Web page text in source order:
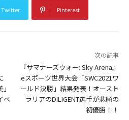
Twitter Pinterest
ベ
次の記事
『サマナーズウォー: Sky Arena』
eスポーツ世界大会「SWC2021ワ
ールド決勝」結果発表！オースト
ラリアのDILIGENT選手が悲願の
初優勝！！